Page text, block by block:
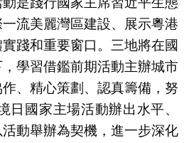
流美麗灣區建設、展示粵港
踐和重要窗口。三地將在國
學習借鑑前期活動主辦城市
、精心策劃、認真籌備，努
日國家主場活動辦出水平、
動舉辦為契機，進一步深化